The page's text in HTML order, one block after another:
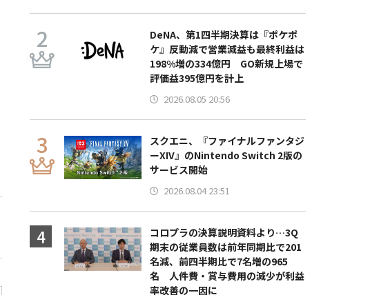
DeNA、第1四半期決算は『ポケポ
ケ』反動減で営業減益も最終利益は
198%増の334億円 GO新規上場で
評価益395億円を計上
2026.08.05 20:56
スクエニ、『ファイナルファンタジ
ーXIV』のNintendo Switch 2版の
サービス開始
2026.08.04 23:51
コロプラの決算説明資料より…3Q
期末の従業員数は前年同期比で201
名減、前四半期比で7名増の965
名 人件費・賞与費用の減少が利益
率改善の一因に